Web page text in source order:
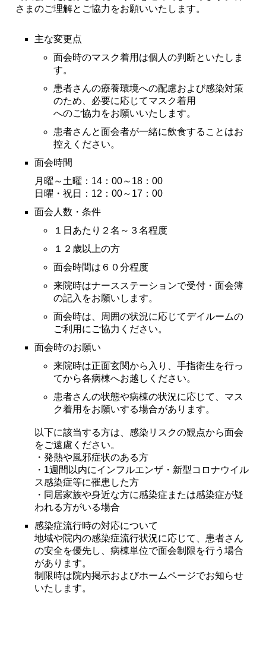
さまのご理解とご協力をお願いいたします。
主な変更点
面会時のマスク着用は個人の判断といたしま
す。
患者さんの療養環境への配慮および感染対策
のため、必要に応じてマスク着用
へのご協力をお願いいたします。
患者さんと面会者が一緒に飲食することはお
控えください。
面会時間
月曜～土曜：14：00～18：00
日曜・祝日：12：00～17：00
面会人数・条件
１日あたり２名～３名程度
１２歳以上の方
面会時間は６０分程度
来院時はナースステーションで受付・面会簿
の記入をお願いします。
面会時は、周囲の状況に応じてデイルームの
ご利用にご協力ください。
面会時のお願い
来院時は正面玄関から入り、手指衛生を行っ
てから各病棟へお越しください。
患者さんの状態や病棟の状況に応じて、マス
ク着用をお願いする場合があります。
以下に該当する方は、感染リスクの観点から面会
をご遠慮ください。
・発熱や風邪症状のある方
・1週間以内にインフルエンザ・新型コロナウイル
ス感染症等に罹患した方
・同居家族や身近な方に感染症または感染症が疑
われる方がいる場合
感染症流行時の対応について
地域や院内の感染症流行状況に応じて、患者さん
の安全を優先し、病棟単位で面会制限を行う場合
があります。
制限時は院内掲示およびホームページでお知らせ
いたします。